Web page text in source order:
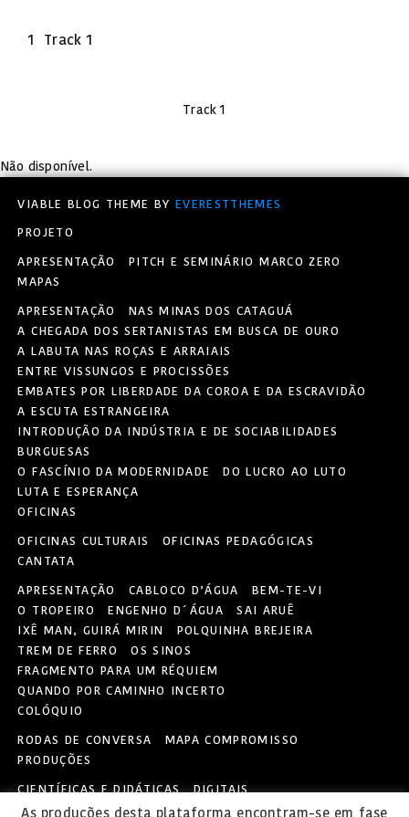
1 Track 1
Track 1
Não disponível.
VIABLE BLOG THEME BY EVERESTTHEMES
PROJETO
APRESENTAÇÃO
PITCH E SEMINÁRIO MARCO ZERO
MAPAS
APRESENTAÇÃO
NAS MINAS DOS CATAGUÁ
A CHEGADA DOS SERTANISTAS EM BUSCA DE OURO
A LABUTA NAS ROÇAS E ARRAIAIS
ENTRE VISSUNGOS E PROCISSÕES
EMBATES POR LIBERDADE DA COROA E DA ESCRAVIDÃO
A ESCUTA ESTRANGEIRA
INTRODUÇÃO DA INDÚSTRIA E DE SOCIABILIDADES
BURGUESAS
O FASCÍNIO DA MODERNIDADE
DO LUCRO AO LUTO
LUTA E ESPERANÇA
OFICINAS
OFICINAS CULTURAIS
OFICINAS PEDAGÓGICAS
CANTATA
APRESENTAÇÃO
CABLOCO D’ÁGUA
BEM-TE-VI
O TROPEIRO
ENGENHO D´ÁGUA
SAI ARUÊ
IXÊ MAN, GUIRÁ MIRIN
POLQUINHA BREJEIRA
TREM DE FERRO
OS SINOS
FRAGMENTO PARA UM RÉQUIEM
QUANDO POR CAMINHO INCERTO
COLÓQUIO
RODAS DE CONVERSA
MAPA COMPROMISSO
PRODUÇÕES
CIENTÍFICAS E DIDÁTICAS
DIGITAIS
COMPARTILHADAS POR PARCEIROS